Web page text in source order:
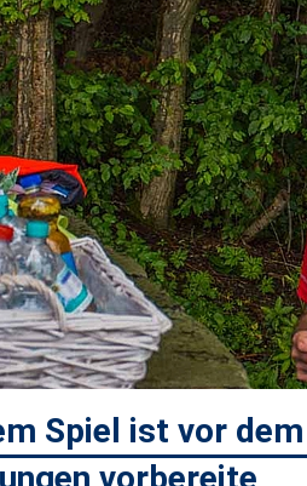
Spiel ist vor